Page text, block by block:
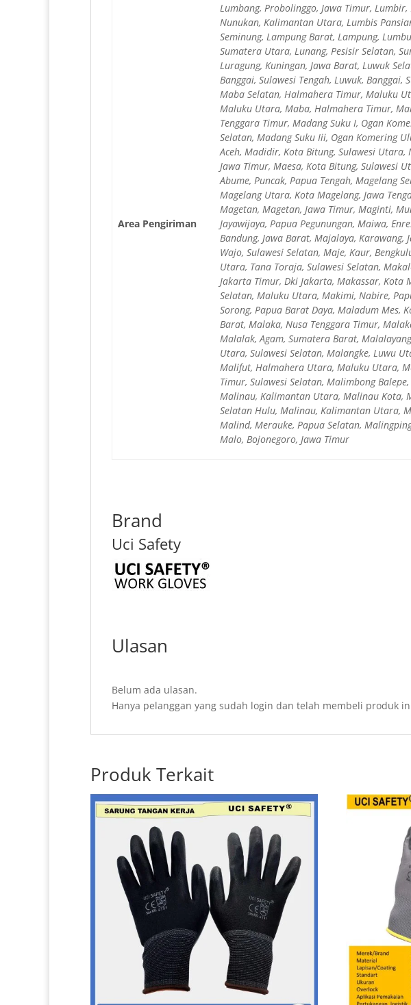
Area Pengiriman
Lumbang, Probolinggo, Jawa Timur,
Nunukan, Kalimantan Utara, Lumbis
Seminung, Lampung Barat, Lampung,
Sumatera Utara, Lunang, Pesisir Selatan,
Luragung, Kuningan, Jawa Barat, Luwuk
Banggai, Sulawesi Tengah, Luwuk,
Maba Selatan, Halmahera Timur, Maluku
Maluku Utara, Maba, Halmahera Timur,
Tenggara Timur, Madang Suku I, Ogan
Selatan, Madang Suku Iii, Ogan Komering
Aceh, Madidir, Kota Bitung, Sulawesi
Jawa Timur, Maesa, Kota Bitung, Sulawesi
Abume, Puncak, Papua Tengah, Magelang
Magelang Utara, Kota Magelang, Jawa
Magetan, Magetan, Jawa Timur, Maginti,
Jayawijaya, Papua Pegunungan, Maiwa,
Bandung, Jawa Barat, Majalaya,
Wajo, Sulawesi Selatan, Maje, Kaur,
Utara, Tana Toraja, Sulawesi Selatan,
Jakarta Timur, Dki Jakarta, Makassar, Kota
Selatan, Maluku Utara, Makimi, Nabire,
Sorong, Papua Barat Daya, Maladum Mes,
Barat, Malaka, Nusa Tenggara Timur,
Malalak, Agam, Sumatera Barat,
Utara, Sulawesi Selatan, Malangke, Luwu
Malifut, Halmahera Utara, Maluku Utara,
Timur, Sulawesi Selatan, Malimbong
Malinau, Kalimantan Utara, Malinau Kota,
Selatan Hulu, Malinau, Kalimantan Utara,
Malind, Merauke, Papua Selatan,
Malo, Bojonegoro, Jawa Timur
Brand
Uci Safety
Ulasan
Belum ada ulasan.
Hanya pelanggan yang sudah login dan telah membeli produk
Produk Terkait